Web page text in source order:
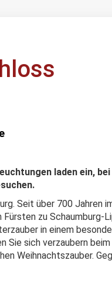
laden ein,
Seit über 700 Jahren
zu Schaumburg-
in einem
Sie sich verzaubern
Weihnachtszauber.